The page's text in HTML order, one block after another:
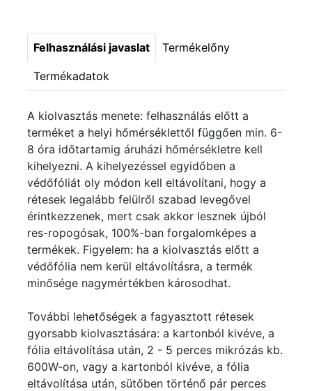
Felhasználási javaslat Termékelőny
Termékadatok
A kiolvasztás menete: felhasználás előtt a
terméket a helyi hőmérséklettől függően min. 6-
8 óra időtartamig áruházi hőmérsékletre kell
kihelyezni. A kihelyezéssel egyidőben a
védőfóliát oly módon kell eltávolítani, hogy a
rétesek legalább felülről szabad levegővel
érintkezzenek, mert csak akkor lesznek újból
res-ropogósak, 100%-ban forgalomképes a
termékek. Figyelem: ha a kiolvasztás előtt a
védőfólia nem kerül eltávolításra, a termék
minősége nagymértékben károsodhat.
További lehetőségek a fagyasztott rétesek
gyorsabb kiolvasztására: a kartonból kivéve, a
fólia eltávolítása után, 2 - 5 perces mikrózás kb.
600W-on, vagy a kartonból kivéve, a fólia
eltávolítása után, sütőben történő pár perces